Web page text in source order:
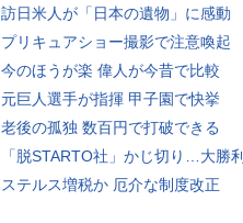
訪日米人が「日本の遺物」に感動
プリキュアショー撮影で注意喚起
今のほうが楽 偉人が今昔で比較
元巨人選手が指揮 甲子園で快挙
老後の孤独 数百円で打破できる
「脱STARTO社」かじ切り…大勝利
ステルス増税か 厄介な制度改正